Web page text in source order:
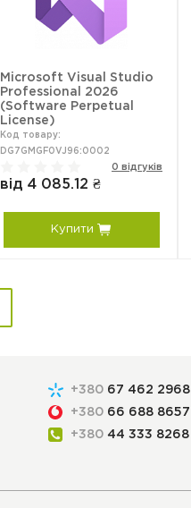
Microsoft Visual Studio
Professional 2026
(Software Perpetual
License)
Код товару:
DG7GMGF0VJ96:0002
0 відгуків
від 4 085.12 ₴
Купити
+380 67 462 2968
+380 66 688 8657
+380 44 333 8268